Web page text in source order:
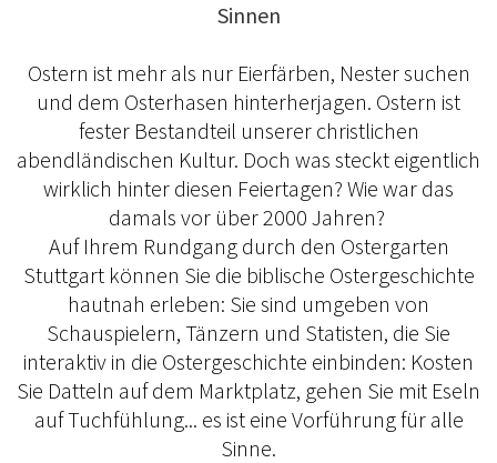
Sinnen
Ostern ist mehr als nur Eierfärben, Nester suchen
und dem Osterhasen hinterherjagen. Ostern ist
fester Bestandteil unserer christlichen
abendländischen Kultur. Doch was steckt eigentlich
wirklich hinter diesen Feiertagen? Wie war das
damals vor über 2000 Jahren?
Auf Ihrem Rundgang durch den Ostergarten
Stuttgart können Sie die biblische Ostergeschichte
hautnah erleben: Sie sind umgeben von
Schauspielern, Tänzern und Statisten, die Sie
interaktiv in die Ostergeschichte einbinden: Kosten
Sie Datteln auf dem Marktplatz, gehen Sie mit Eseln
auf Tuchfühlung... es ist eine Vorführung für alle
Sinne.